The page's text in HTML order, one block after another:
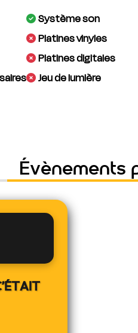
Système son
Platines vinyles
Platines digitales
Jeu de lumière
Évènements